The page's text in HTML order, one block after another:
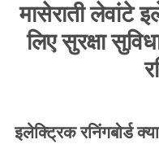
मासेराती लेवांटे
लिए सुरक्षा
इलेक्ट्रिक रनिंगबोर्ड